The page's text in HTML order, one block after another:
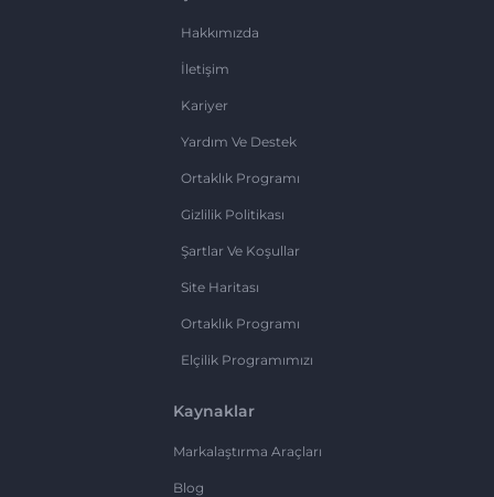
Hakkımızda
İletişim
Kariyer
Yardım Ve Destek
Ortaklık Programı
Gizlilik Politikası
Şartlar Ve Koşullar
Site Haritası
Ortaklık Programı
Elçilik Programımızı
Kaynaklar
Markalaştırma Araçları
Blog